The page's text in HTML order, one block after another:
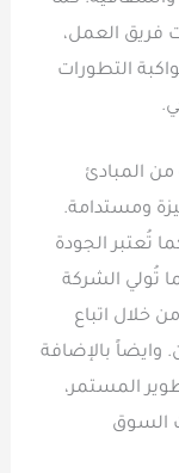
فريق العمل،
التطورات
المبادئ
ومستدامة.
تُعتبر الجودة
تُولي الشركة
خلال اتباع
وايضاً بالإضافة
المستمر،
السوق